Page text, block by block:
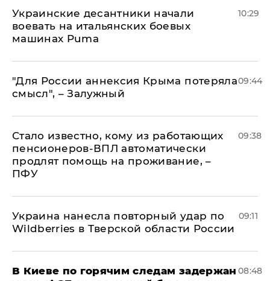
Украинские десантники начали
воевать на итальянских боевых
машинах Puma
10:29
"Для России аннексия Крыма потеряла
смысл", – Залужный
09:44
Стало известно, кому из работающих
пенсионеров-ВПЛ автоматически
продлят помощь на проживание, –
ПФУ
09:38
Украина нанесла повторный удар по
Wildberries в Тверской области России
09:11
В Киеве по горячим следам задержан 08:48